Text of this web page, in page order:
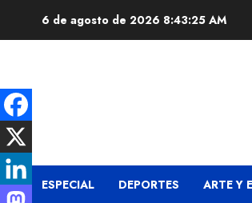
6 de agosto de 2026 8:43:26 AM
ESPECIAL DEPORTES ARTE Y